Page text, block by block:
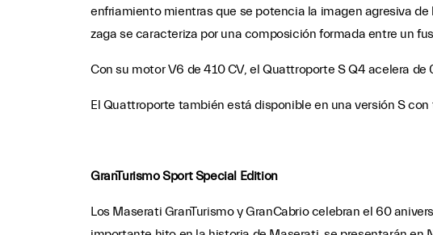
enfriamiento mientras que se potencia la imagen agresiva
zaga se caracteriza por una composición formada entre un
Con su motor V6 de 410 CV, el Quattroporte S Q4 acelera
El Quattroporte también está disponible en una versión S
GranTurismo Sport Special Edition
Los Maserati GranTurismo y GranCabrio celebran el 60